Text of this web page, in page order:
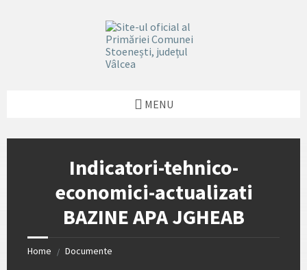
MENU
Indicatori-tehnico-
economici-actualizati
BAZINE APA JGHEAB
Home / Documente